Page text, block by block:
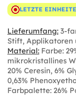
LETZTE
Lieferumfang: 3-
Stift, Applikatoren
Material: Farbe:
mikrokristallines
20% Ceresin, 6%
0,63%
Farbpalette: 26%